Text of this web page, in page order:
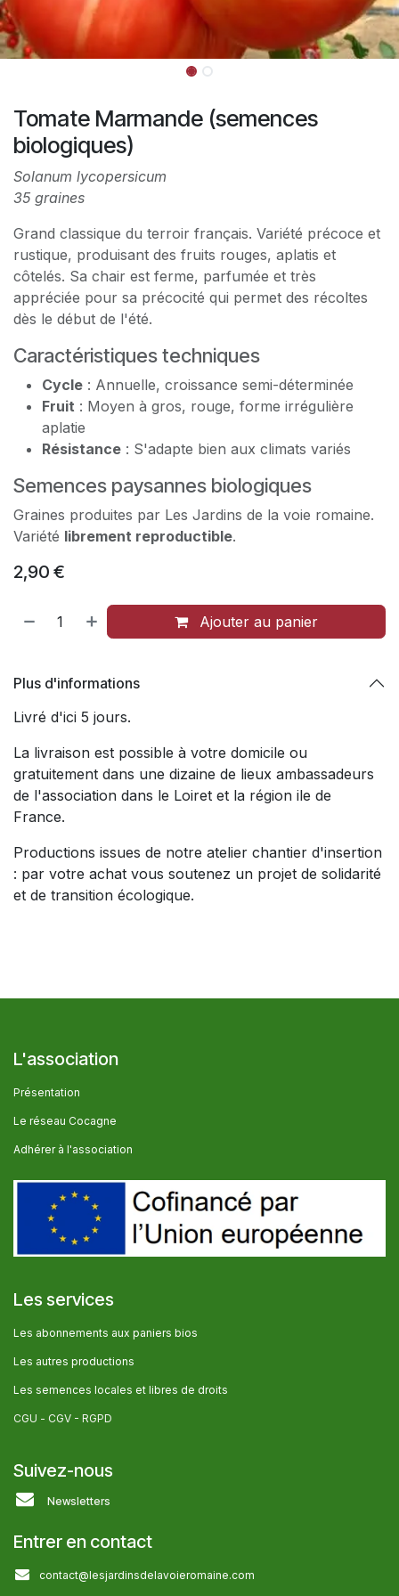
Tomate Marmande (semences
biologiques)
Solanum lycopersicum
35 graines
Grand classique du terroir français. Variété précoce et
rustique, produisant des fruits rouges, aplatis et
côtelés. Sa chair est ferme, parfumée et très
appréciée pour sa précocité qui permet des récoltes
dès le début de l'été.
Caractéristiques techniques
Cycle : Annuelle, croissance semi-déterminée
Fruit : Moyen à gros, rouge, forme irrégulière
aplatie
Résistance : S'adapte bien aux climats variés
Semences paysannes biologiques
Graines produites par Les Jardins de la voie romaine.
Variété librement reproductible.
2,90 €
Ajouter au panier
Plus d'informations
Livré d'ici 5 jours.
La livraison est possible à votre domicile ou
gratuitement dans une dizaine de lieux ambassadeurs
de l'association dans le Loiret et la région ile de
France.
Productions issues de notre atelier chantier d'insertion
: par votre achat vous soutenez un projet de solidarité
et de transition écologique.
L'association
Présentation
Le réseau Cocagne
Adhérer à l'association
Les services
Les abonnem​ents aux paniers bios
Les autres producti​ons
Les semences locales et libres de droits
CGU - CGV - RGPD
Suivez-nous
Newsletters
Entrer en contact
contact@lesjardinsdelavoieromaine.com